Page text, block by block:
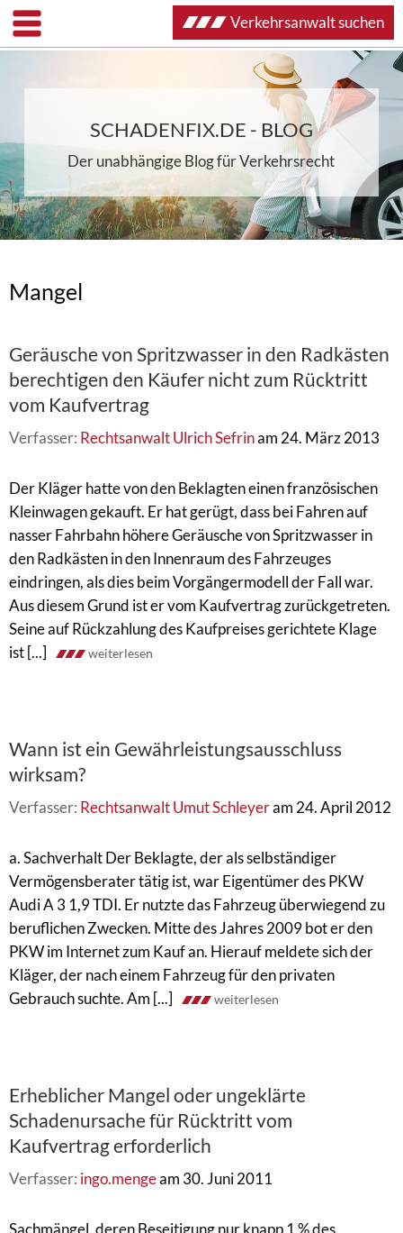
SCHADENFIX.DE - BLOG
Der unabhängige Blog für Verkehrsrecht
Mangel
Geräusche von Spritzwasser in den Radkästen
berechtigen den Käufer nicht zum Rücktritt
vom Kaufvertrag
Verfasser: Rechtsanwalt Ulrich Sefrinam 24. März 2013
Der Kläger hatte von den Beklagten einen französischen
Kleinwagen gekauft. Er hat gerügt, dass bei Fahren auf
nasser Fahrbahn höhere Geräusche von Spritzwasser in
den Radkästen in den Innenraum des Fahrzeuges
eindringen, als dies beim Vorgängermodell der Fall war.
Aus diesem Grund ist er vom Kaufvertrag zurückgetreten.
Seine auf Rückzahlung des Kaufpreises gerichtete Klage
ist [...]
weiterlesen
Wann ist ein Gewährleistungsausschluss
wirksam?
Verfasser: Rechtsanwalt Umut Schleyeram 24. April 2012
a. Sachverhalt Der Beklagte, der als selbständiger
Vermögensberater tätig ist, war Eigentümer des PKW
Audi A 3 1,9 TDI. Er nutzte das Fahrzeug überwiegend zu
beruflichen Zwecken. Mitte des Jahres 2009 bot er den
PKW im Internet zum Kauf an. Hierauf meldete sich der
Kläger, der nach einem Fahrzeug für den privaten
Gebrauch suchte. Am [...]
weiterlesen
Erheblicher Mangel oder ungeklärte
Schadenursache für Rücktritt vom
Kaufvertrag erforderlich
Verfasser: ingo.mengeam 30. Juni 2011
Sachmängel, deren Beseitigung nur knapp 1 % des
Verkehrsanwalt suchen